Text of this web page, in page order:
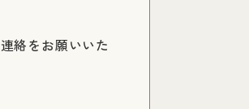
絡をお願いいた